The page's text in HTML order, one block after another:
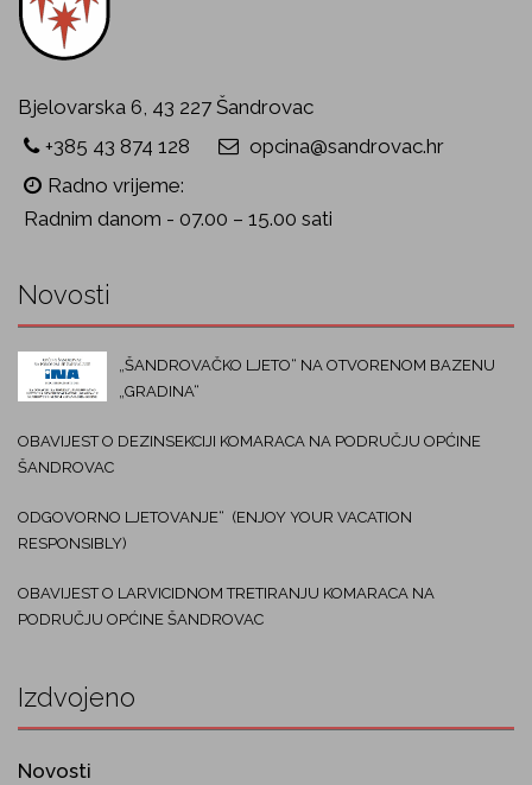
Bjelovarska 6, 43 227 Šandrovac
+385 43 874 128
opcina@sandrovac.hr
Radno vrijeme:
Radnim danom - 07.00 – 15.00 sati
Novosti
„ŠANDROVAČKO LJETO“ NA OTVORENOM BAZENU
„GRADINA“
OBAVIJEST O DEZINSEKCIJI KOMARACA NA PODRUČJU OPĆINE
ŠANDROVAC
ODGOVORNO LJETOVANJE“ (ENJOY YOUR VACATION
RESPONSIBLY)
OBAVIJEST O LARVICIDNOM TRETIRANJU KOMARACA NA
PODRUČJU OPĆINE ŠANDROVAC
Izdvojeno
Novosti